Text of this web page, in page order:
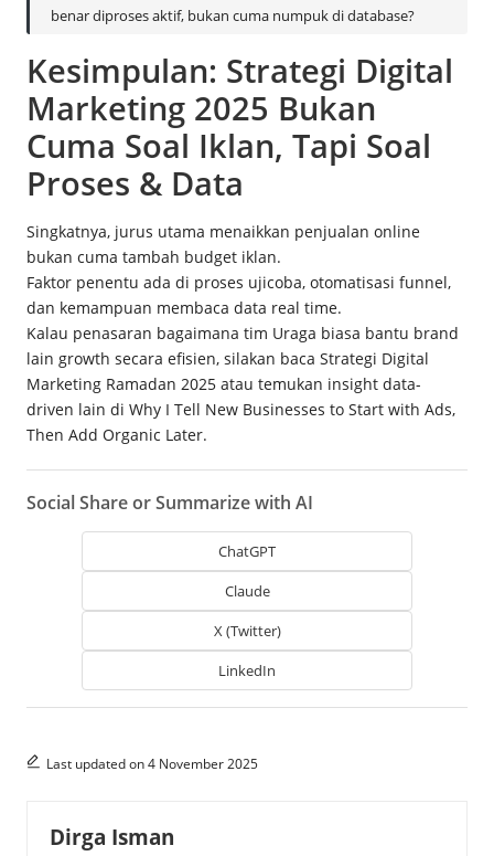
benar diproses aktif, bukan cuma numpuk di database?
Kesimpulan: Strategi Digital
Marketing 2025 Bukan
Cuma Soal Iklan, Tapi Soal
Proses & Data
Singkatnya, jurus utama menaikkan penjualan online
bukan cuma tambah budget iklan.
Faktor penentu ada di proses ujicoba, otomatisasi funnel,
dan kemampuan membaca data real time.
Kalau penasaran bagaimana tim Uraga biasa bantu brand
lain growth secara efisien, silakan baca Strategi Digital
Marketing Ramadan 2025 atau temukan insight data-
driven lain di Why I Tell New Businesses to Start with Ads,
Then Add Organic Later.
Social Share or Summarize with AI
ChatGPT
Claude
X (Twitter)
LinkedIn
Last updated on 4 November 2025
Dirga Isman